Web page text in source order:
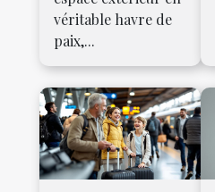
véritable havre de
paix,...